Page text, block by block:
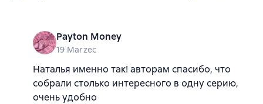
Payton Money
19 Marzec
Наталья именно так! авторам спасибо, что
собрали столько интересного в одну серию,
очень удобно